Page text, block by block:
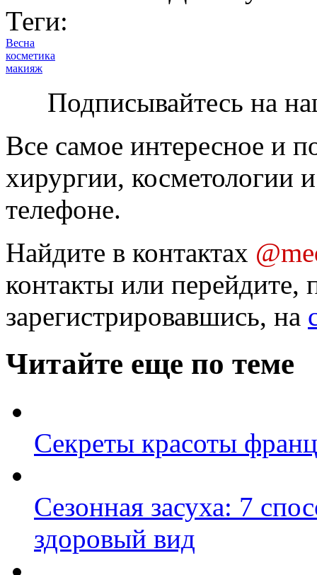
Теги:
Весна
косметика
макияж
Подписывайтесь на
Все самое интересное и
хирургии, косметологии
телефоне.
Найдите в контактах
контакты или перейдите,
зарегистрировавшись, на
Читайте еще по теме
Секреты красоты
Сезонная засуха: 7
здоровый вид